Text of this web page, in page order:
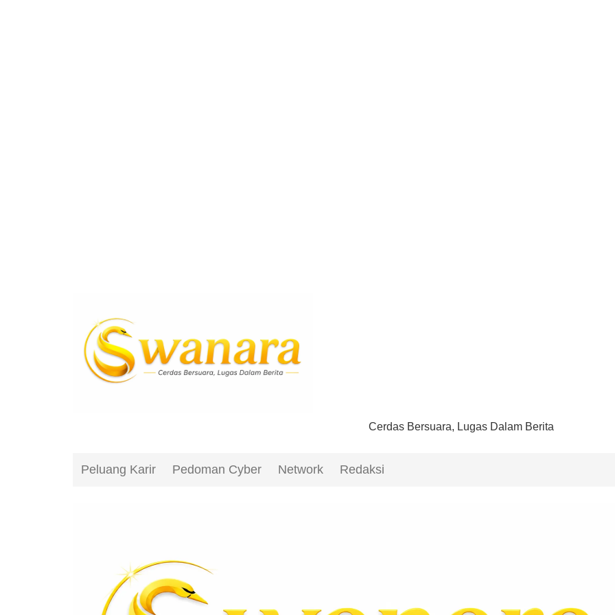
Cerdas Bersuara, Lugas Dalam Berita
Peluang Karir Pedoman Cyber Network Redaksi